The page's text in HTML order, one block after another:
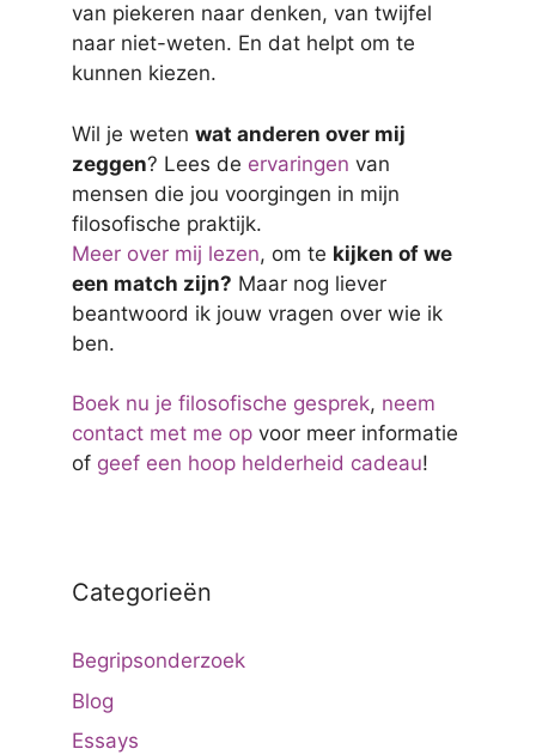
van piekeren naar denken, van twijfel
naar niet-weten. En dat helpt om te
kunnen kiezen.
Wil je weten wat anderen over mij
zeggen? Lees de ervaringen van
mensen die jou voorgingen in mijn
filosofische praktijk.
Meer over mij lezen, om te kijken of we
een match zijn? Maar nog liever
beantwoord ik jouw vragen over wie ik
ben.
Boek nu je filosofische gesprek, neem
contact met me op voor meer informatie
of geef een hoop helderheid cadeau!
Categorieën
Begripsonderzoek
Blog
Essays